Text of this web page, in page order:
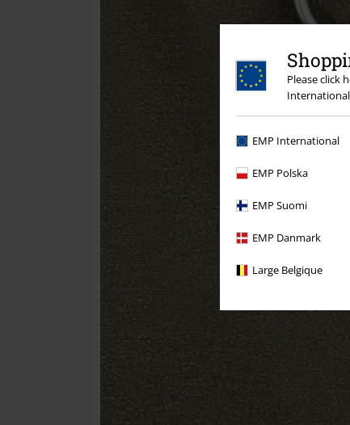
Please click
International
EMP International
EMP Polska
EMP Suomi
EMP Danmark
Large Belgique